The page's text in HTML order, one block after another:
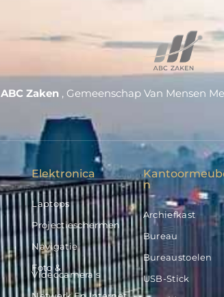
ABC Zaken , Gemeenschap Van Mensen
Elektronica
Laptops
Projectieschermen
Navigatie
Foto &
Videocamera’s
N
Archiefkast
Bureau
Bureaustoelen
USB-Stick